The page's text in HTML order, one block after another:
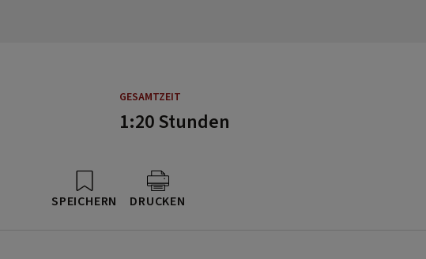
GESAMTZEIT
1:20 Stunden
SPEICHERN DRUCKEN